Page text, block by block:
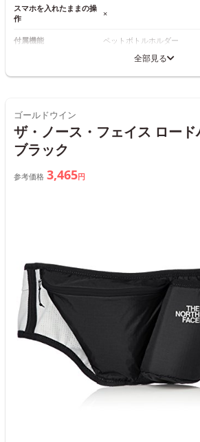
スマホを入れたままの操
作
×
付属機能 ペットボトルホルダー
全部見る
ゴールドウイン
ザ・ノース・フェイス ロー
ブラック
参考価格 3,465円